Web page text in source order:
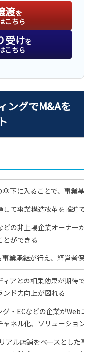
渡を
こちら
受けを
こちら
ングでM&Aを
傘下に入ることで、事業基
して事業構造改革を推進で
どの非上場企業オーナーが
とができる
業承継が行え、経営者保
アとの相乗効果が期待で
ド力向上が図れる
グ・ECなどの企業がWebコ
ャネル化、ソリューション
アル店舗をベースとした事